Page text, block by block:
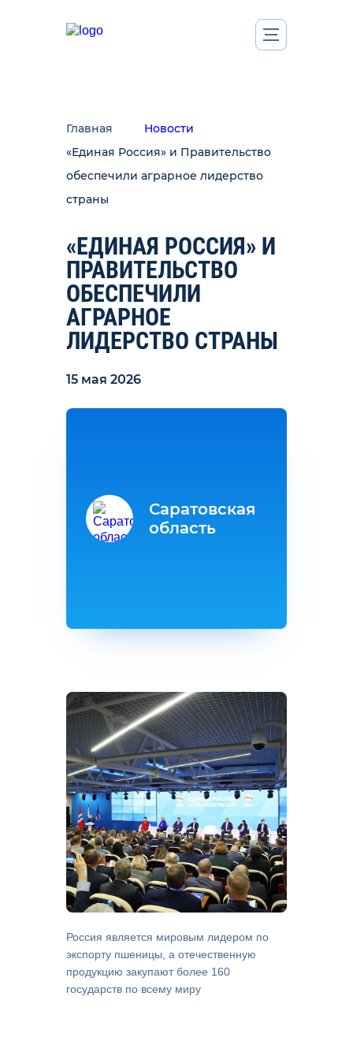
Главная
Новости
«Единая Россия» и Правительство
обеспечили аграрное лидерство
страны
«ЕДИНАЯ РОССИЯ» И
ПРАВИТЕЛЬСТВО
ОБЕСПЕЧИЛИ
АГРАРНОЕ
ЛИДЕРСТВО СТРАНЫ
15 мая 2026
Россия является мировым лидером по
экспорту пшеницы, а отечественную
продукцию закупают более 160
государств по всему миру
Саратовская
область